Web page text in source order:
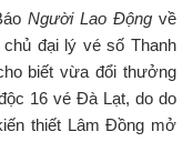
Người Lao Động về
đại lý vé số Thanh
biết vừa đổi thưởng
16 vé Đà Lạt, do do
thiết Lâm Đồng mở